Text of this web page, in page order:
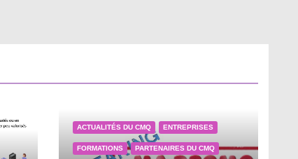
ACTUALITÉS DU CMQ ENTREPRISES
FORMATIONS PARTENAIRES DU CMQ